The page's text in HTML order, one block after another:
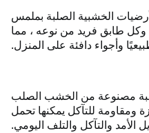
الخشبية الصلبة بملمس
طابق فريد من نوعه ، مما
وأجواء دافئة على المنزل.
مصنوعة من الخشب الصلب
ومقاومة للتآكل يمكنها تحمل
الأمد والتآكل والتلف اليومي.